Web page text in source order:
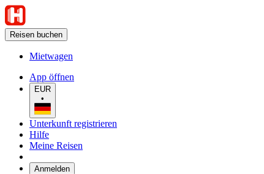
Reisen buchen
Mietwagen
App öffnen
EUR
•
Unterkunft registrieren
Hilfe
Meine Reisen
Anmelden